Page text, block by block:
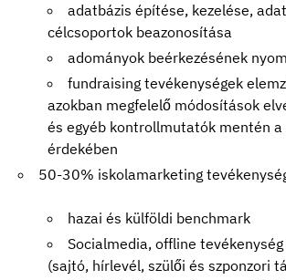
adatbázis építése, kezelése,
célcsoportok beazonosítása
adományok beérkezésének
fundraising tevékenységek
azokban megfelelő módosítások
és egyéb kontrollmutatók mentén a
érdekében
50-30% iskolamarketing
hazai és külföldi benchmark
Socialmedia, offline
(sajtó, hírlevél, szülői és szponzori